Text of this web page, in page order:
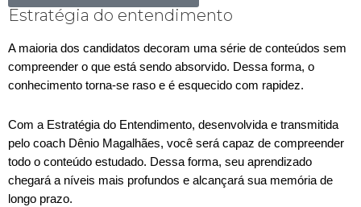
Estratégia do entendimento
A maioria dos candidatos decoram uma série de conteúdos sem
compreender o que está sendo absorvido. Dessa forma, o
conhecimento torna-se raso e é esquecido com rapidez.
Com a Estratégia do Entendimento, desenvolvida e transmitida
pelo coach Dênio Magalhães, você será capaz de compreender
todo o conteúdo estudado. Dessa forma, seu aprendizado
chegará a níveis mais profundos e alcançará sua memória de
longo prazo.